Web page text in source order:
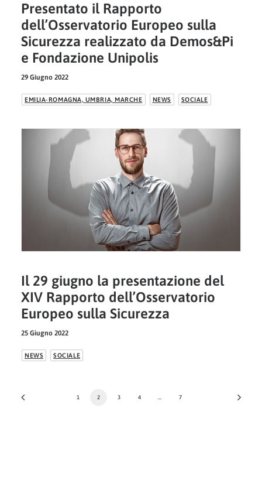
Presentato il Rapporto
dell’Osservatorio Europeo sulla
Sicurezza realizzato da Demos&Pi
e Fondazione Unipolis
29 Giugno 2022
EMILIA-ROMAGNA, UMBRIA, MARCHE NEWS SOCIALE
Il 29 giugno la presentazione del
XIV Rapporto dell’Osservatorio
Europeo sulla Sicurezza
25 Giugno 2022
NEWS SOCIALE
1 2 3 4 7